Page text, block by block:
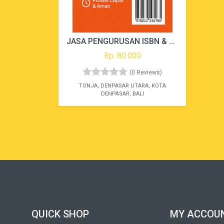
JASA PENGURUSAN ISBN & BARCODE RESMI DARI PERPUSNAS RI
Rp. 80.000
(0 Reviews)
TONJA, DENPASAR UTARA, KOTA
DENPASAR, BALI
QUICK SHOP MY